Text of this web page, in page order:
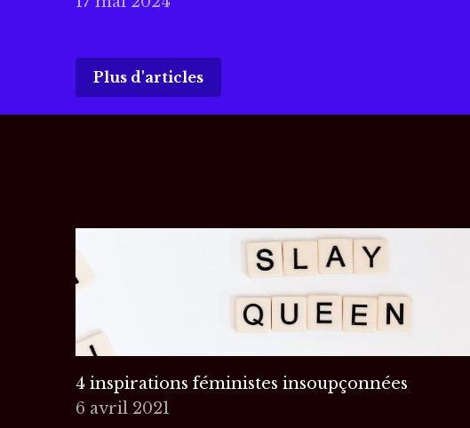
Plus d'articles
4 inspirations féministes insoupçonnées
6 avril 2021